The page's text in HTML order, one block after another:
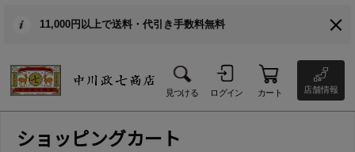
11,000円以上で送料・代引き手数料無料
見つける ログイン カート 店舗情報
ショッピングカート